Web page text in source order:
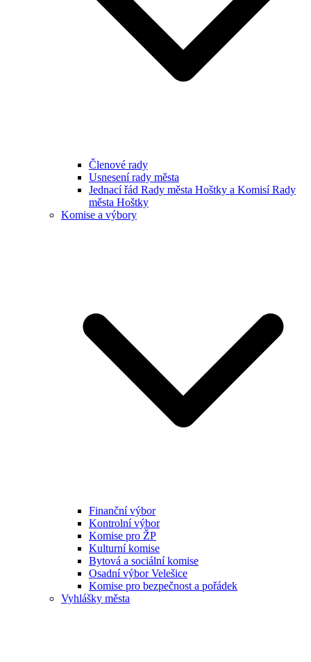
Členové rady
Usnesení rady města
Jednací řád Rady města Hoštky a Komisí Rady
města Hoštky
Komise a výbory
Finanční výbor
Kontrolní výbor
Komise pro ŽP
Kulturní komise
Bytová a sociální komise
Osadní výbor Velešice
Komise pro bezpečnost a pořádek
Vyhlášky města